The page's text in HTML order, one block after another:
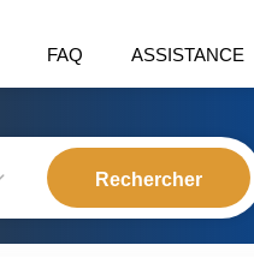
FAQ ASSISTANCE